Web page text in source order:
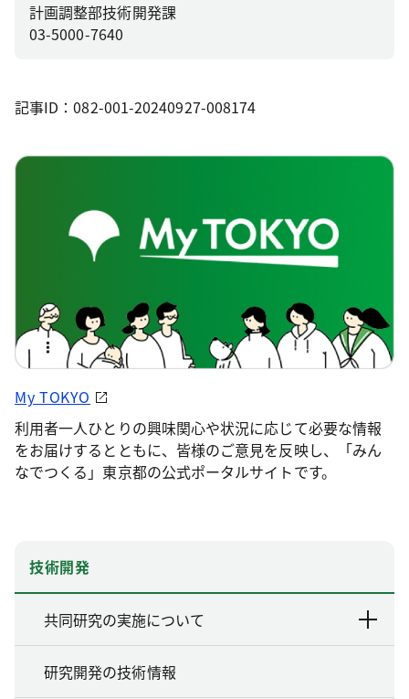
計画調整部技術開発課
03-5000-7640
記事ID：082-001-20240927-008174
My TOKYO
利用者一人ひとりの興味関心や状況に応じて必要な情報
をお届けするとともに、皆様のご意見を反映し、「みん
なでつくる」東京都の公式ポータルサイトです。
技術開発
共同研究の実施について
研究開発の技術情報